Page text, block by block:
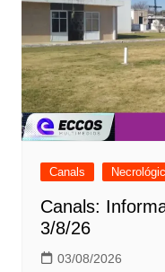
Canals
Canals:
3/8/26
03/08/2026